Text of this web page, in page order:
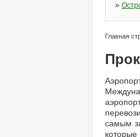
»
Главная
самым